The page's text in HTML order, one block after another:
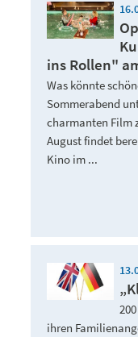
ins Rollen"
Was könnte
Sommerabend
charmanten Film
August findet
Kino im ...
ihren